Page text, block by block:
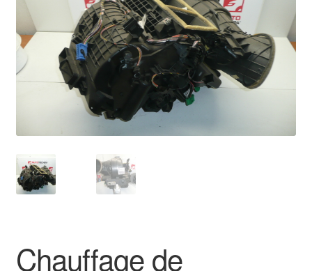
Paiements
Panier
Politique de confidentialité
Procédure de Réclamation
Chauffage de